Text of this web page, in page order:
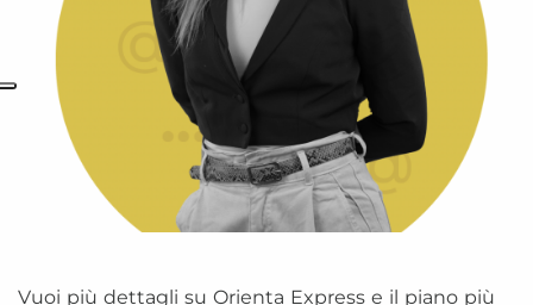
Vuoi più dettagli su Orienta Express e il piano più